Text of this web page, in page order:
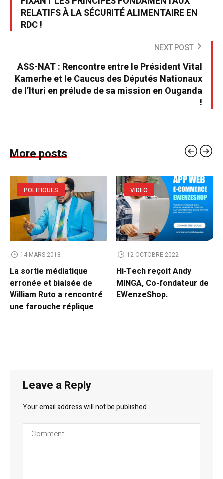
RELATIFS À LA SÉCURITÉ ALIMENTAIRE EN
RDC !
NEXT POST
ASS-NAT : Rencontre entre le Président Vital
Kamerhe et le Caucus des Députés Nationaux
de l’Ituri en prélude de sa mission en Ouganda
!
More posts
POLITIQUES
14 MARS 2018
La sortie médiatique
erronée et biaisée de
William Ruto a rencontré
une farouche réplique
VIDEO
12 OCTOBRE 2022
Hi-Tech reçoit Andy
MINGA, Co-fondateur de
EWenzeShop.
Leave a Reply
Your email address will not be published.